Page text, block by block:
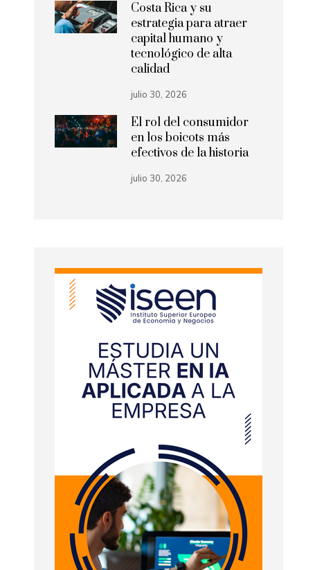
Costa Rica y su
estrategia para atraer
capital humano y
tecnológico de alta
calidad
julio 30, 2026
El rol del consumidor
en los boicots más
efectivos de la historia
julio 30, 2026